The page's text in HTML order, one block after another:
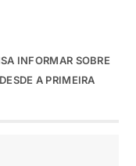
INFORMAR SOBRE
A PRIMEIRA